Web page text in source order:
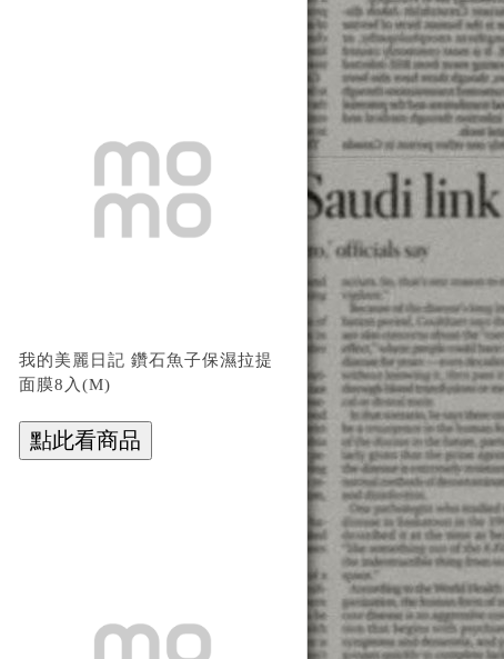
我的美麗日記 鑽石魚子保濕拉提
面膜8入(M)